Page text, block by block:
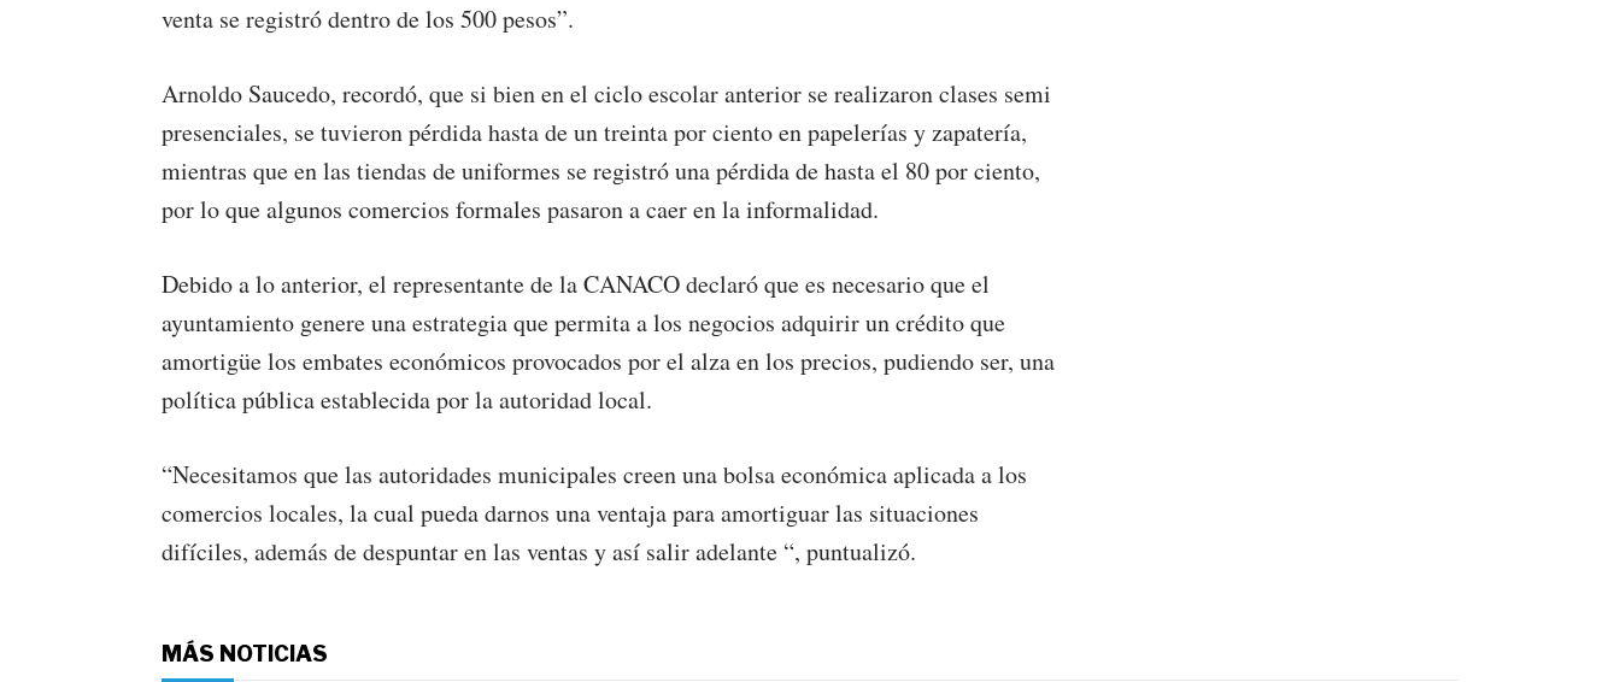
venta se registró dentro de los 500 pesos”.
Arnoldo Saucedo, recordó, que si bien en el ciclo escolar anterior se realizaron clases semi
presenciales, se tuvieron pérdida hasta de un treinta por ciento en papelerías y zapatería,
mientras que en las tiendas de uniformes se registró una pérdida de hasta el 80 por ciento,
por lo que algunos comercios formales pasaron a caer en la informalidad.
Debido a lo anterior, el representante de la CANACO declaró que es necesario que el
ayuntamiento genere una estrategia que permita a los negocios adquirir un crédito que
amortigüe los embates económicos provocados por el alza en los precios, pudiendo ser, una
política pública establecida por la autoridad local.
“Necesitamos que las autoridades municipales creen una bolsa económica aplicada a los
comercios locales, la cual pueda darnos una ventaja para amortiguar las situaciones
difíciles, además de despuntar en las ventas y así salir adelante “, puntualizó.
MÁS NOTICIAS